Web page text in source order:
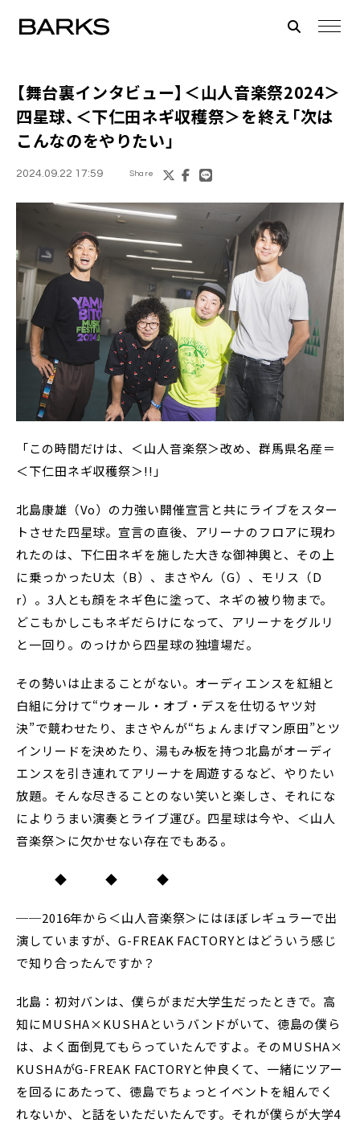
【舞台裏インタビュー】＜山人音楽祭2024＞
四星球、＜下仁田ネギ収穫祭＞を終え「次は
こんなのをやりたい」
2024.09.22 17:59 Share
「この時間だけは、＜山人音楽祭＞改め、群馬県名産＝
＜下仁田ネギ収穫祭＞!!」
北島康雄（Vo）の力強い開催宣言と共にライブをスター
トさせた四星球。宣言の直後、アリーナのフロアに現わ
れたのは、下仁田ネギを施した大きな御神輿と、その上
に乗っかったU太（B）、まさやん（G）、モリス（D
r）。3人とも顔をネギ色に塗って、ネギの被り物まで。
どこもかしこもネギだらけになって、アリーナをグルリ
と一回り。のっけから四星球の独壇場だ。
その勢いは止まることがない。オーディエンスを紅組と
白組に分けて“ウォール・オブ・デスを仕切るヤツ対
決”で競わせたり、まさやんが“ちょんまげマン原田”とツ
インリードを決めたり、湯もみ板を持つ北島がオーディ
エンスを引き連れてアリーナを周遊するなど、やりたい
放題。そんな尽きることのない笑いと楽しさ、それにな
によりうまい演奏とライブ運び。四星球は今や、＜山人
音楽祭＞に欠かせない存在でもある。
◆ ◆ ◆
──2016年から＜山人音楽祭＞にはほぼレギュラーで出
演していますが、G-FREAK FACTORYとはどういう感じ
で知り合ったんですか？
北島：初対バンは、僕らがまだ大学生だったときで。高
知にMUSHA×KUSHAというバンドがいて、徳島の僕ら
は、よく面倒見てもらっていたんですよ。そのMUSHA×
KUSHAがG-FREAK FACTORYと仲良くて、一緒にツアー
を回るにあたって、徳島でちょっとイベントを組んでく
れないか、と話をいただいたんです。それが僕らが大学4